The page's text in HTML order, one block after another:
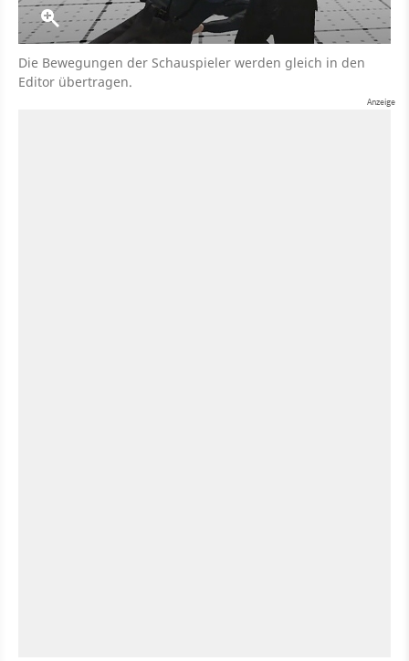
Die Bewegungen der Schauspieler werden gleich in den
Editor übertragen.